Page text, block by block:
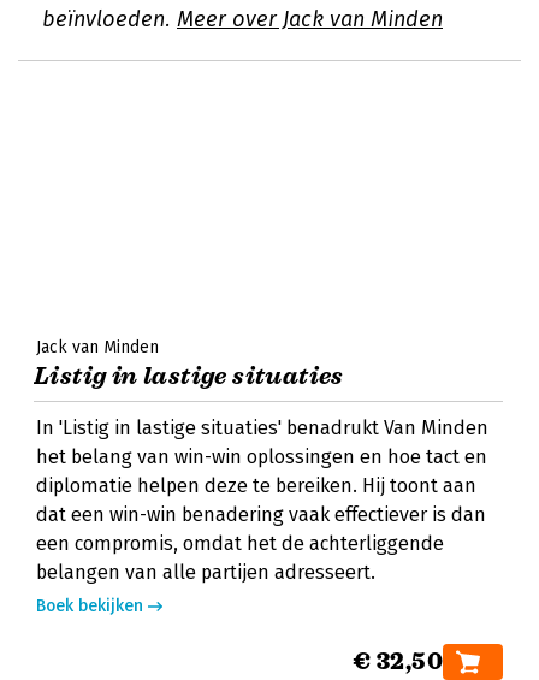
beïnvloeden. Meer over Jack van Minden
Jack van Minden
Listig in lastige situaties
In 'Listig in lastige situaties' benadrukt Van Minden
het belang van win-win oplossingen en hoe tact en
diplomatie helpen deze te bereiken. Hij toont aan
dat een win-win benadering vaak effectiever is dan
een compromis, omdat het de achterliggende
belangen van alle partijen adresseert.
Boek bekijken
€ 32,50